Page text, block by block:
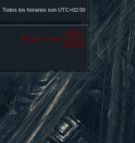
Todos los horarios son UTC+02:00